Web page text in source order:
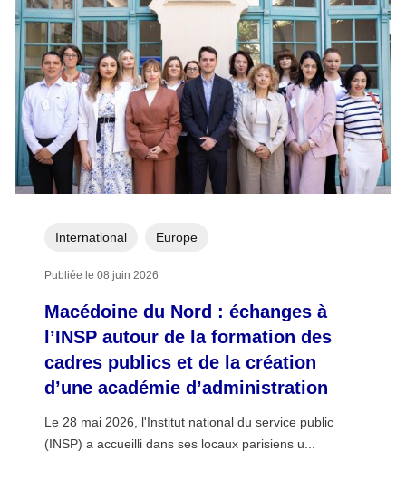
Macédoine du Nord : échanges à
l’INSP autour de la formation des
cadres publics et de la création
d’une académie d’administration
Le 28 mai 2026, l'Institut national du service public
(INSP) a accueilli dans ses locaux parisiens u...
International Europe
Publiée le 08 juin 2026